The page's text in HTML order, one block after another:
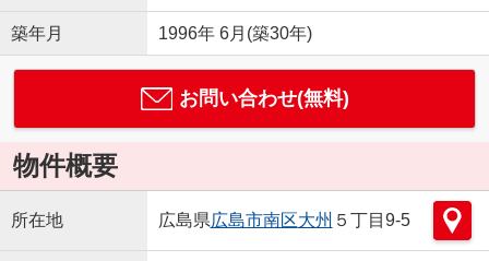
築年月 1996年 6月(築30年)
お問い合わせ(無料)
物件概要
所在地 広島県広島市南区大州 ５丁目9-5